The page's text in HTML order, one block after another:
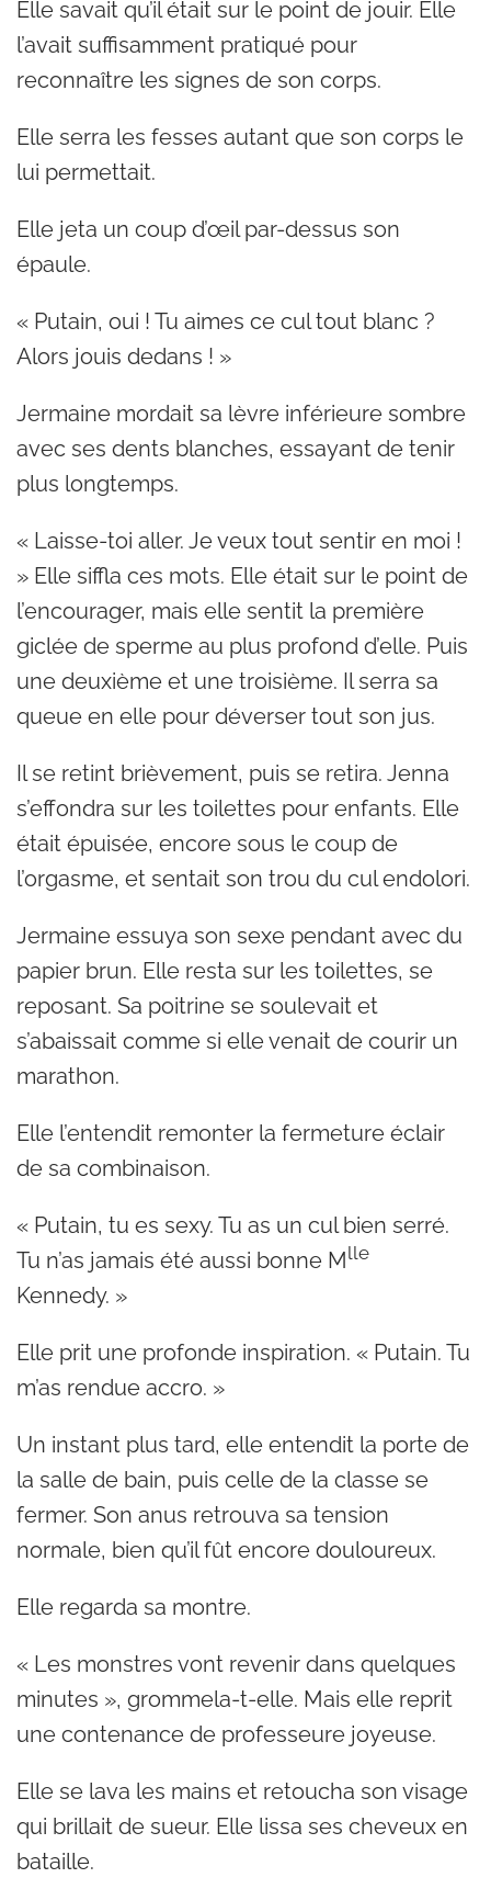
Elle savait qu’il était sur le point de jouir. Elle
l’avait suffisamment pratiqué pour
reconnaître les signes de son corps.
Elle serra les fesses autant que son corps le
lui permettait.
Elle jeta un coup d’œil par-dessus son
épaule.
« Putain, oui ! Tu aimes ce cul tout blanc ?
Alors jouis dedans ! »
Jermaine mordait sa lèvre inférieure sombre
avec ses dents blanches, essayant de tenir
plus longtemps.
« Laisse-toi aller. Je veux tout sentir en moi !
» Elle siffla ces mots. Elle était sur le point de
l’encourager, mais elle sentit la première
giclée de sperme au plus profond d’elle. Puis
une deuxième et une troisième. Il serra sa
queue en elle pour déverser tout son jus.
Il se retint brièvement, puis se retira. Jenna
s’effondra sur les toilettes pour enfants. Elle
était épuisée, encore sous le coup de
l’orgasme, et sentait son trou du cul endolori.
Jermaine essuya son sexe pendant avec du
papier brun. Elle resta sur les toilettes, se
reposant. Sa poitrine se soulevait et
s’abaissait comme si elle venait de courir un
marathon.
Elle l’entendit remonter la fermeture éclair
de sa combinaison.
« Putain, tu es sexy. Tu as un cul bien serré.
Tu n’as jamais été aussi bonne Mlle
Kennedy. »
Elle prit une profonde inspiration. « Putain. Tu
m’as rendue accro. »
Un instant plus tard, elle entendit la porte de
la salle de bain, puis celle de la classe se
fermer. Son anus retrouva sa tension
normale, bien qu’il fût encore douloureux.
Elle regarda sa montre.
« Les monstres vont revenir dans quelques
minutes », grommela-t-elle. Mais elle reprit
une contenance de professeure joyeuse.
Elle se lava les mains et retoucha son visage
qui brillait de sueur. Elle lissa ses cheveux en
bataille.